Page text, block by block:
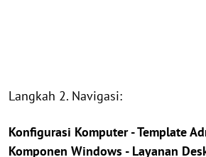
Langkah 2. Navigasi:
Konfigurasi Komputer - Template
Komponen Windows - Layanan